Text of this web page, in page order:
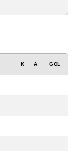
K A GOL